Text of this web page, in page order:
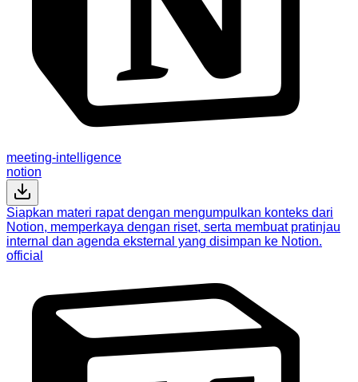
meeting-intelligence
notion
Siapkan materi rapat dengan mengumpulkan konteks dari
Notion, memperkaya dengan riset, serta membuat pratinjau
internal dan agenda eksternal yang disimpan ke Notion.
official